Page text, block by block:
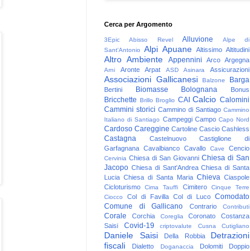
Cerca per Argomento
3Epic Abisso Revel Alluvione
Alpe di
Sant'Antonio
Alpi Apuane Altissimo Altitudini
Altro Ambiente Appennini Arco Argegna
Arni Aronte Arpat ASD Asinara Assicurazioni
Associazioni Gallicanesi Balzone Barga
Bertini Biomasse Bolognana Bonus
Bricchette Brillo Broglio CAI Calcio Calomini
Cammini storici Cammino di Santiago Cammino
Italiano di Santiago Campeggi Campo Capo Nord
Cardoso Careggine Cartoline Cascio Cashless
Castagna Castelnuovo
Castiglione di
Garfagnana Cavalbianco Cavallo Cave Cencio
Cervinia Chiesa di San Giovanni Chiesa di San
Jacopo Chiesa di Sant'Andrea Chiesa di Santa
Lucia Chiesa di Santa Maria Chieva Ciaspole
Cicloturismo
Cima Tauffi Cimitero
Cinque Terre
Ciocco
Col di Favilla Col di Luco Comodato
Comune di Gallicano
Contrario Contributi
Corale Corchia Coreglia Coronato
Costanza
Saisi
Covid-19 criptovalute Cusna Cutigliano
Daniele Saisi Della Robbia
Detrazioni
fiscali
Dialetto Doganaccia Dolomiti
Doppio